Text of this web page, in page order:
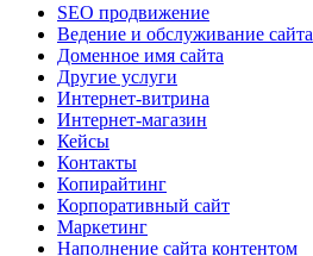
SEO продвижение
Ведение и обслуживание сайта
Доменное имя сайта
Другие услуги
Интернет-витрина
Интернет-магазин
Кейсы
Контакты
Копирайтинг
Корпоративный сайт
Маркетинг
Наполнение сайта контентом